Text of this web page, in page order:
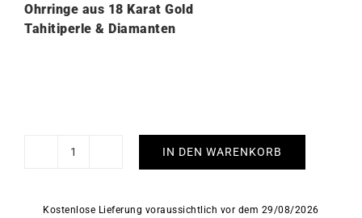
Ohrringe aus 18 Karat Gold
Tahitiperle & Diamanten
Mazu
IN DEN WARENKORB
Kostenlose Lieferung voraussichtlich vor dem 29/08/2026